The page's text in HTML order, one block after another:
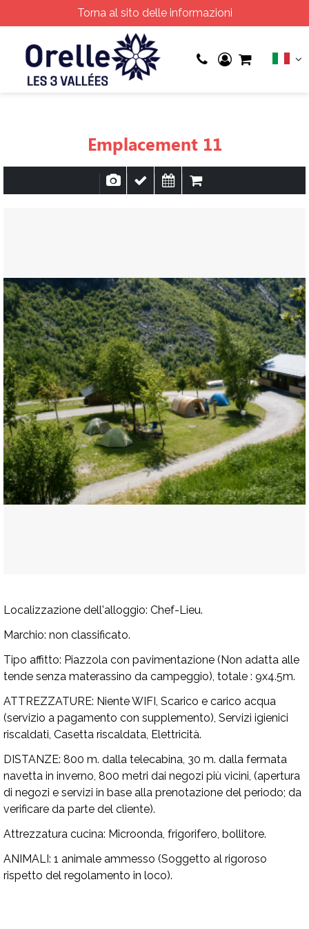
Torna al sito delle informazioni
Emplacement 11
Localizzazione dell'alloggio: Chef-Lieu.
Marchio: non classificato.
Tipo affitto: Piazzola con pavimentazione (Non adatta alle
tende senza materassino da campeggio), totale : 9x4.5m.
ATTREZZATURE: Niente WIFI, Scarico e carico acqua
(servizio a pagamento con supplemento), Servizi igienici
riscaldati, Casetta riscaldata, Elettricità.
DISTANZE: 800 m. dalla telecabina, 30 m. dalla fermata
navetta in inverno, 800 metri dai negozi più vicini, (apertura
di negozi e servizi in base alla prenotazione del periodo; da
verificare da parte del cliente).
Attrezzatura cucina: Microonda, frigorifero, bollitore.
ANIMALI: 1 animale ammesso (Soggetto al rigoroso
rispetto del regolamento in loco).